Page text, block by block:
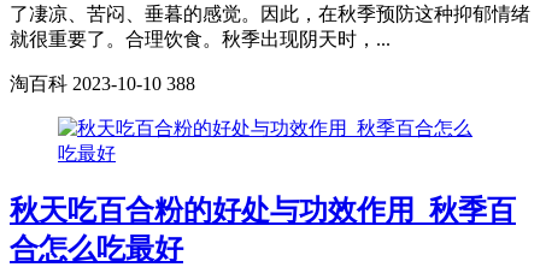
了凄凉、苦闷、垂暮的感觉。因此，在秋季预防这种抑郁情绪
就很重要了。合理饮食。秋季出现阴天时，...
淘百科 2023-10-10 388
秋天吃百合粉的好处与功效作用_秋季百
合怎么吃最好